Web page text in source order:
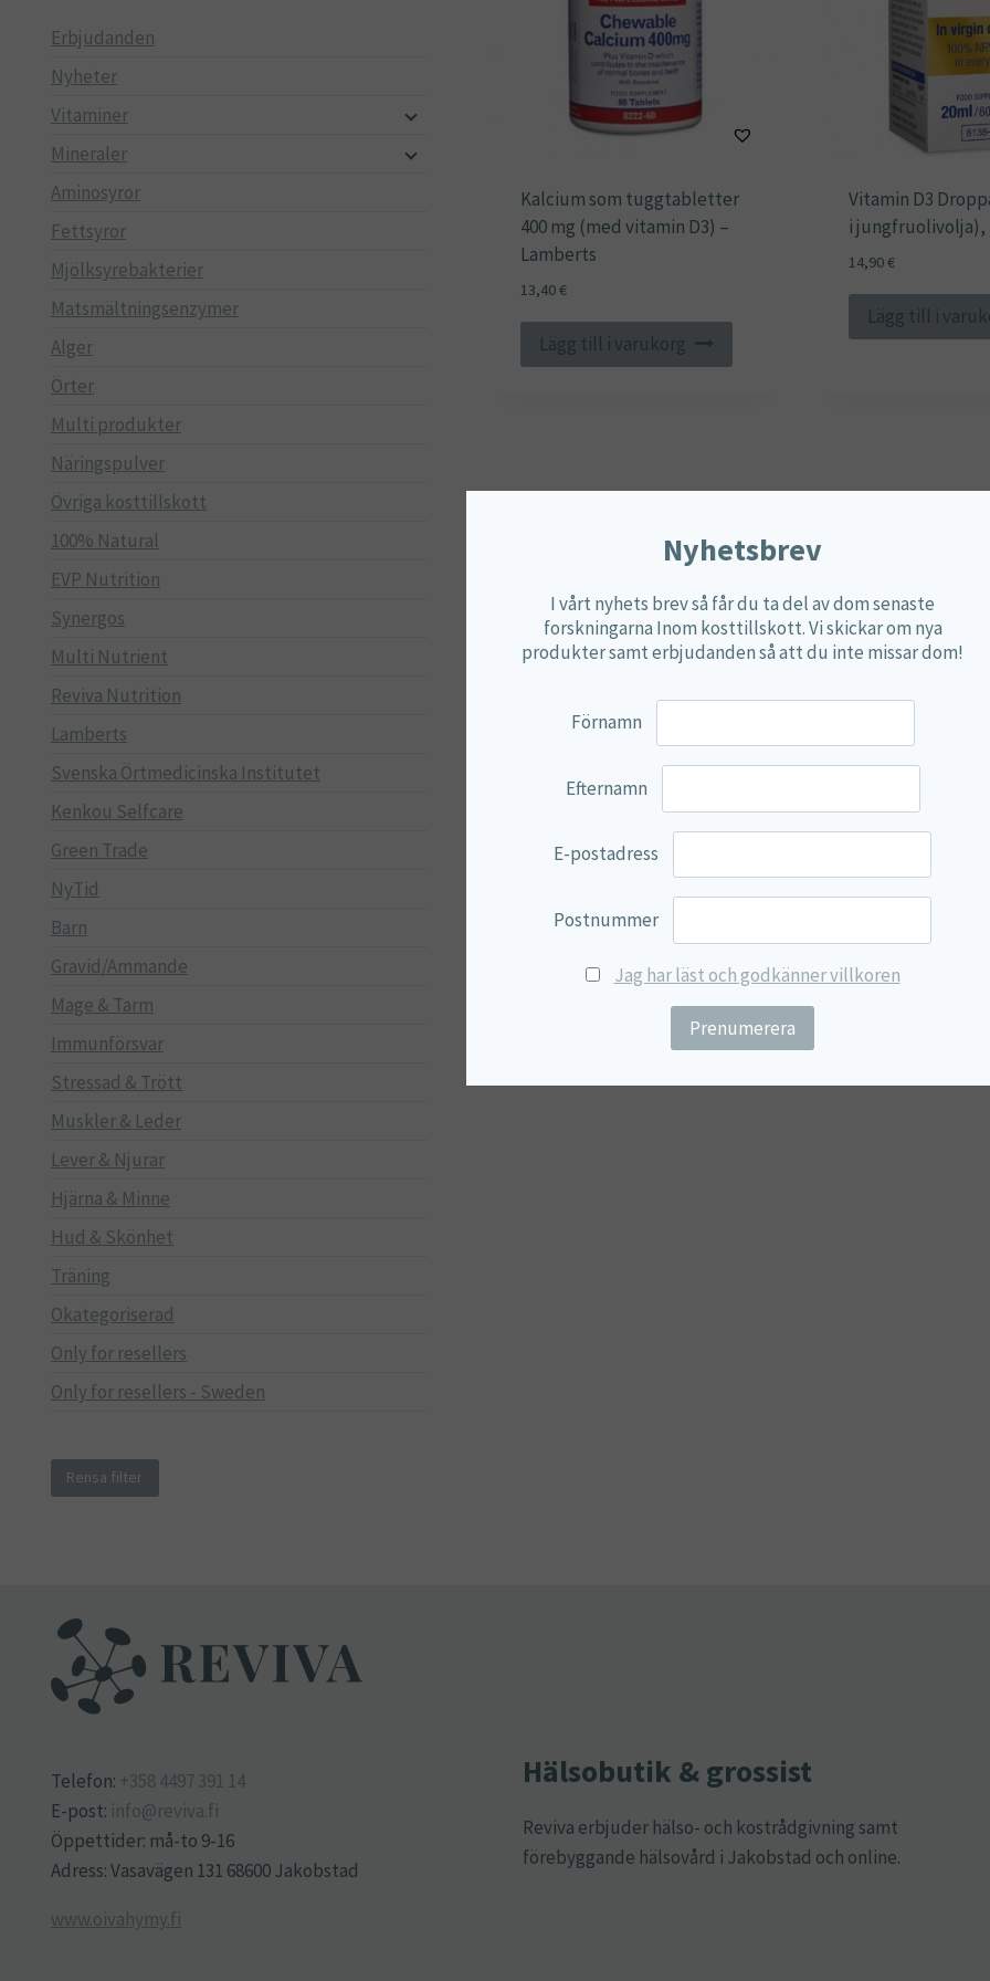
Kalcium som tuggtabletter
400 mg (med vitamin D3) –
Lamberts
13,40€
Lägg till i varukorg
Vitamin D3
i jungfruolivolja),
14,90€
Lägg till i
Erbjudanden
Nyheter
Vitaminer
Mineraler
Aminosyror
Fettsyror
Mjölksyrebakterier
Matsmältningsenzymer
Alger
Örter
Multi produkter
Näringspulver
Övriga kosttillskott
100% Natural
EVP Nutrition
Synergos
Multi Nutrient
Reviva Nutrition
Lamberts
Svenska Örtmedicinska Institutet
Kenkou Selfcare
Green Trade
NyTid
Barn
Gravid/Ammande
Mage & Tarm
Immunförsvar
Stressad & Trött
Muskler & Leder
Lever & Njurar
Hjärna & Minne
Hud & Skönhet
Träning
Okategoriserad
Only for resellers
Only for resellers - Sweden
Rensa filter
Telefon: +358 4497 391 14
E-post: info@reviva.fi
Öppettider: må-to 9-16
Adress: Vasavägen 131 68600 Jakobstad
www.oivahymy.fi
Hälsobutik & grossist
Reviva erbjuder hälso- och kostrådgivning samt
förebyggande hälsovård i Jakobstad och online.
Nyhetsbrev
I vårt nyhets brev så får du ta del av dom senaste
forskningarna Inom kosttillskott. Vi skickar om nya
produkter samt erbjudanden så att du inte missar dom!
Förnamn
Efternamn
E-postadress
Postnummer
Jag har läst och godkänner villkoren